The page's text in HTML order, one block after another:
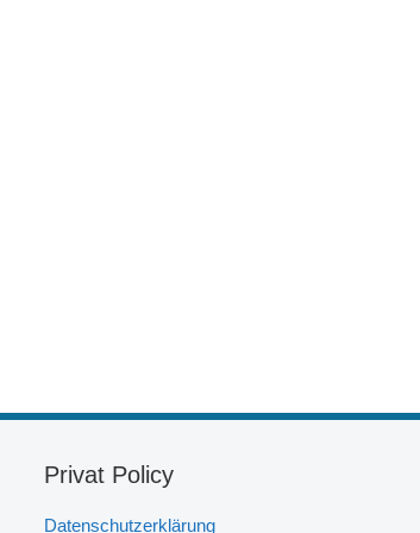
Privat Policy
Datenschutzerklärung